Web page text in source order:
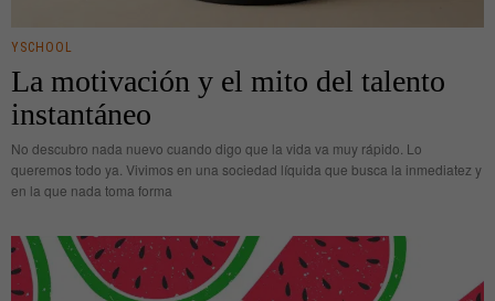
YSCHOOL
La motivación y el mito del talento
instantáneo
No descubro nada nuevo cuando digo que la vida va muy rápido. Lo
queremos todo ya. Vivimos en una sociedad líquida que busca la inmediatez y
en la que nada toma forma